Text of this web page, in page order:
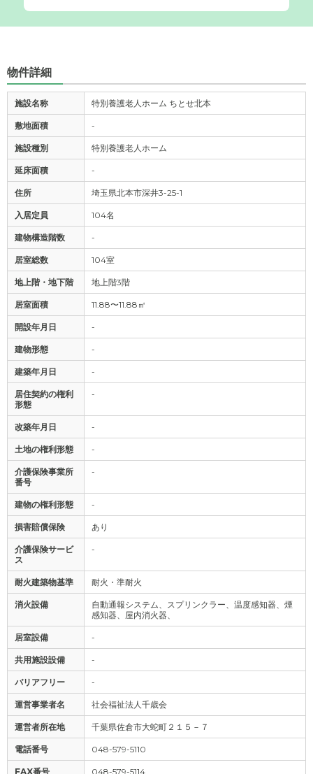
物件詳細
施設名称 特別養護老人ホーム ちとせ北本
敷地面積 -
施設種別 特別養護老人ホーム
延床面積 -
住所 埼玉県北本市深井3-25-1
入居定員 104名
建物構造階数 -
居室総数 104室
地上階・地下階 地上階3階
居室面積 11.88〜11.88㎡
開設年月日 -
建物形態 -
建築年月日 -
居住契約の権利
形態
-
改築年月日 -
土地の権利形態 -
介護保険事業所
番号
-
建物の権利形態 -
損害賠償保険 あり
介護保険サービ
ス
-
耐火建築物基準 耐火・準耐火
消火設備
自動通報システム、スプリンクラー、温度感知器、煙
感知器、屋内消火器、
居室設備 -
共用施設設備 -
バリアフリー -
運営事業者名 社会福祉法人千歳会
運営者所在地 千葉県佐倉市大蛇町２１５－７
電話番号 048-579-5110
FAX番号 048-579-5114